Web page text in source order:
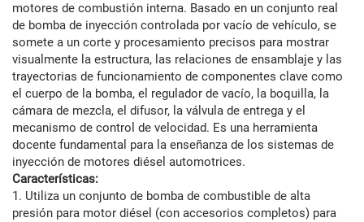
motores de combustión interna. Basado en un conjunto real
de bomba de inyección controlada por vacío de vehículo, se
somete a un corte y procesamiento precisos para mostrar
visualmente la estructura, las relaciones de ensamblaje y las
trayectorias de funcionamiento de componentes clave como
el cuerpo de la bomba, el regulador de vacío, la boquilla, la
cámara de mezcla, el difusor, la válvula de entrega y el
mecanismo de control de velocidad. Es una herramienta
docente fundamental para la enseñanza de los sistemas de
inyección de motores diésel automotrices.
Características:
1. Utiliza un conjunto de bomba de combustible de alta
presión para motor diésel (con accesorios completos) para